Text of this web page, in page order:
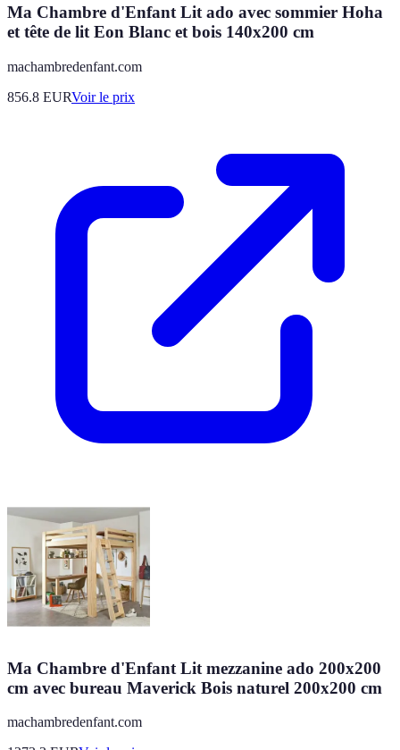
Ma Chambre d'Enfant Lit ado avec sommier Hoha
et tête de lit Eon Blanc et bois 140x200 cm
machambredenfant.com
856.8 EURVoir le prix
Ma Chambre d'Enfant Lit mezzanine ado 200x200
cm avec bureau Maverick Bois naturel 200x200 cm
machambredenfant.com